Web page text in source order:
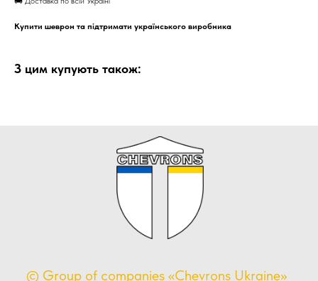
Купити шеврон та підтримати українського виробника
З цим купують також:
© Group of companies «Chevrons Ukraine»